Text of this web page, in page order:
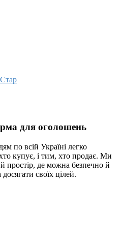
для оголошень
по всій Україні легко
купує, і тим, хто продає. Ми
простір, де можна безпечно й
своїх цілей.